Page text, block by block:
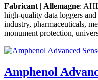
Fabricant | Allemagne:
high-quality data loggers
industry, pharmaceuticals,
monument protection,
Amphenol